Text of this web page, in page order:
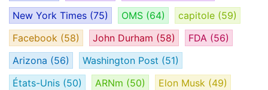
New York Times (75) OMS (64) capitole (59)
Facebook (58) John Durham (58) FDA (56)
Arizona (56) Washington Post (51)
États-Unis (50) ARNm (50) Elon Musk (49)